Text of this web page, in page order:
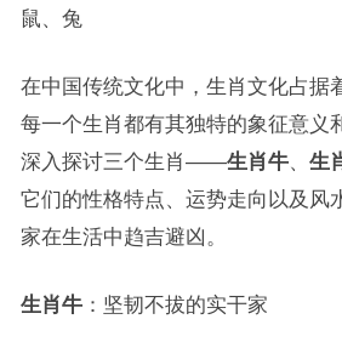
鼠、兔
在中国传统文化中，生肖文化占据
每一个生肖都有其独特的象征意义
深入探讨三个生肖——生肖牛、 生
它们的性格特点、运势走向以及风
家在生活中趋吉避凶。
生肖牛：坚韧不拔的实干家